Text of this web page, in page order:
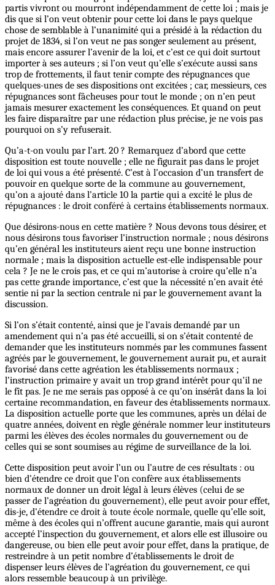
partis vivront ou mourront indépendamment de cette loi ; mais je
dis que si l’on veut obtenir pour cette loi dans le pays quelque
chose de semblable à l’unanimité qui a présidé à la rédaction du
projet de 1834, si l’on veut ne pas songer seulement au présent,
mais encore assurer l’avenir de la loi, et c’est ce qui doit surtout
importer à ses auteurs ; si l’on veut qu’elle s’exécute aussi sans
trop de frottements, il faut tenir compte des répugnances que
quelques-unes de ses dispositions ont excitées ; car, messieurs, ces
répugnances sont fâcheuses pour tout le monde ; on n’en peut
jamais mesurer exactement les conséquences. Et quand on peut
les faire disparaître par une rédaction plus précise, je ne vois pas
pourquoi on s’y refuserait.
Qu’a-t-on voulu par l’art. 20 ? Remarquez d’abord que cette
disposition est toute nouvelle ; elle ne figurait pas dans le projet
de loi qui vous a été présenté. C’est à l’occasion d’un transfert de
pouvoir en quelque sorte de la commune au gouvernement,
qu’on a ajouté dans l’article 10 la partie qui a excité le plus de
répugnances : le droit conféré à certains établissements normaux.
Que désirons-nous en cette matière ? Nous devons tous désirer, et
nous désirons tous favoriser l’instruction normale ; nous désirons
qu’en général les instituteurs aient reçu une bonne instruction
normale ; mais la disposition actuelle est-elle indispensable pour
cela ? Je ne le crois pas, et ce qui m’autorise à croire qu’elle n’a
pas cette grande importance, c’est que la nécessité n’en avait été
sentie ni par la section centrale ni par le gouvernement avant la
discussion.
Si l’on s’était contenté, ainsi que je l’avais demandé par un
amendement qui n’a pas été accueilli, si on s’était contenté de
demander que les instituteurs nommés par les communes fassent
agréés par le gouvernement, le gouvernement aurait pu, et aurait
favorisé dans cette agréation les établissements normaux ;
l’instruction primaire y avait un trop grand intérêt pour qu’il ne
le fît pas. Je ne me serais pas opposé à ce qu’on insérât dans la loi
certaine recommandation, en faveur des établissements normaux.
La disposition actuelle porte que les communes, après un délai de
quatre années, doivent en règle générale nommer leur instituteurs
parmi les élèves des écoles normales du gouvernement ou de
celles qui se sont soumises au régime de surveillance de la loi.
Cette disposition peut avoir l’un ou l’autre de ces résultats : ou
bien d’étendre ce droit que l’on confère aux établissements
normaux de donner un droit légal à leurs élèves (celui de se
passer de l’agréation du gouvernement), elle peut avoir pour effet,
dis-je, d’étendre ce droit à toute école normale, quelle qu’elle soit,
même à des écoles qui n’offrent aucune garantie, mais qui auront
accepté l’inspection du gouvernement, et alors elle est illusoire ou
dangereuse, ou bien elle peut avoir pour effet, dans la pratique, de
restreindre à un petit nombre d’établissements le droit de
dispenser leurs élèves de l’agréation du gouvernement, ce qui
alors ressemble beaucoup à un privilège.